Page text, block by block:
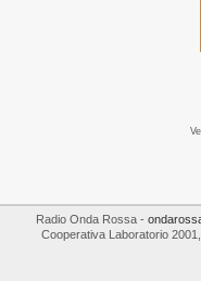
Radio Onda Rossa-
Cooperativa Laboratorio 2001